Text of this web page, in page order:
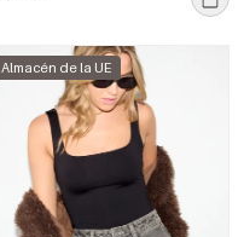
Almacén de la UE